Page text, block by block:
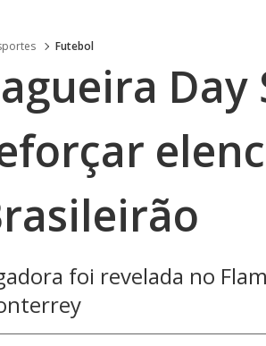
Futebol
Day
foi revelada no